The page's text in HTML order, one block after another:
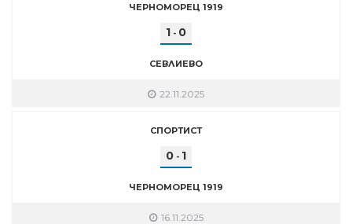
ЧЕРНОМОРЕЦ 1919
1 - 0
СЕВЛИЕВО
22.11.2025
СПОРТИСТ
0 - 1
ЧЕРНОМОРЕЦ 1919
16.11.2025